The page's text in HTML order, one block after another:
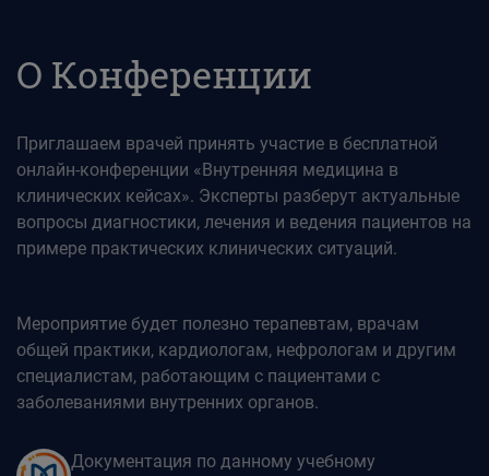
О Конференции
Приглашаем врачей принять участие в бесплатной
онлайн-конференции «Внутренняя медицина в
клинических кейсах». Эксперты разберут актуальные
вопросы диагностики, лечения и ведения пациентов на
примере практических клинических ситуаций.
Мероприятие будет полезно терапевтам, врачам
общей практики, кардиологам, нефрологам и другим
специалистам, работающим с пациентами с
заболеваниями внутренних органов.
Документация по данному учебному